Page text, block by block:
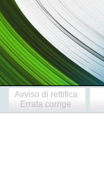
Avviso di rettifica
Errata corrige